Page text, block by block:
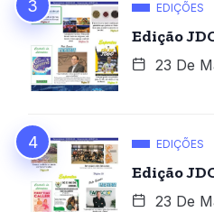
EDIÇÕES
Edição
23 De
EDIÇÕES
Edição
23 De